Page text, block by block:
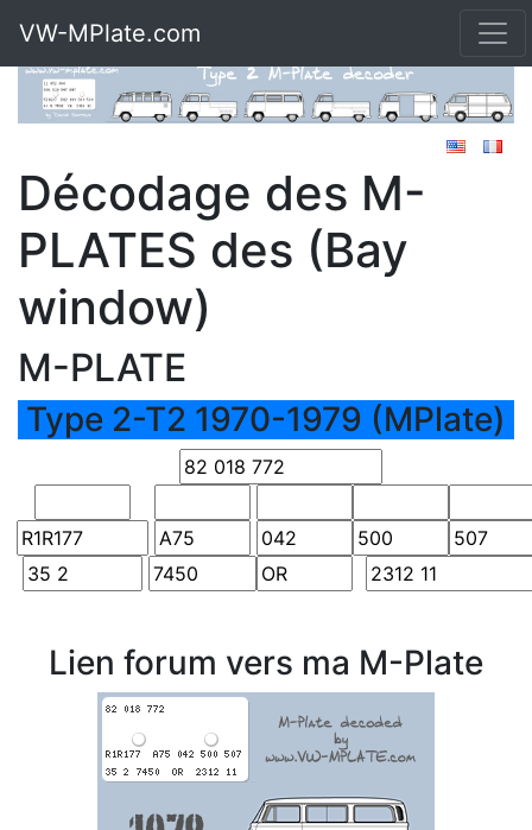
VW-MPlate.com
Décodage des M-
PLATES des (Bay
window)
M-PLATE
Type 2-T2 1970-1979 (MPlate)
Lien forum vers ma M-Plate